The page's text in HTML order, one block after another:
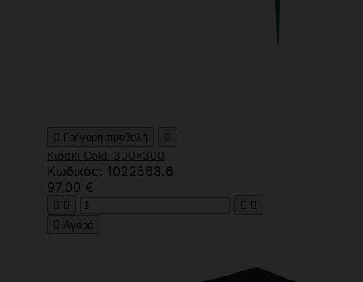
 Γρήγορη προβολή 
Κιόσκι Coldi 300x300
Κωδικός: 1022563.6
97,00 €
   
 Αγορά